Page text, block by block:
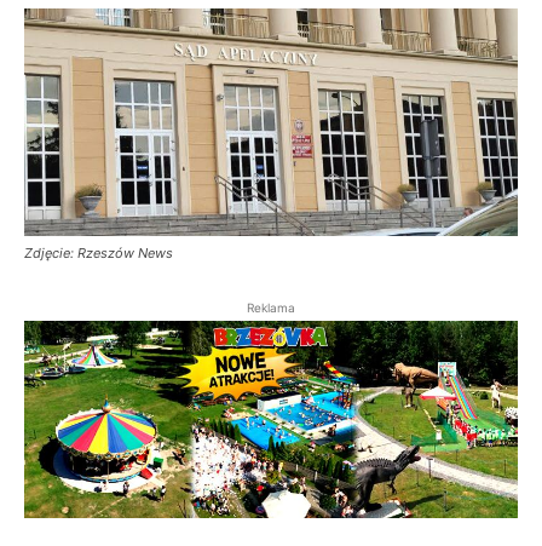
Zdjęcie: Rzeszów News
Reklama